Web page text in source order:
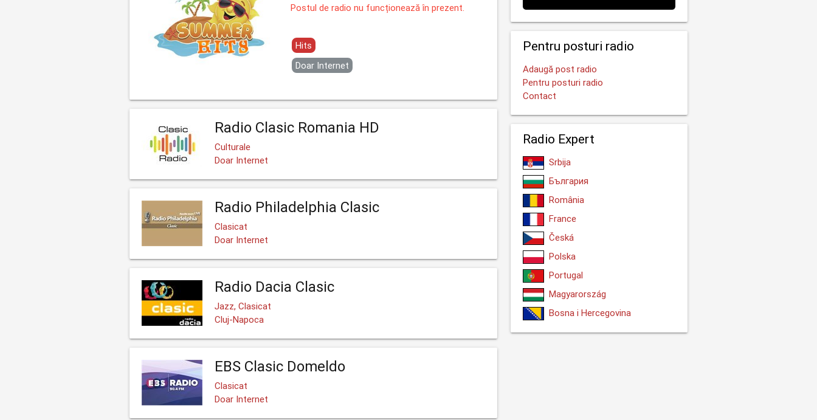
Postul de radio nu funcționează în prezent.
Hits
Doar Internet
Radio Clasic Romania HD
Culturale
Doar Internet
Radio Philadelphia Clasic
Clasicat
Doar Internet
Radio Dacia Clasic
Jazz, Clasicat
Cluj-Napoca
EBS Clasic Domeldo
Clasicat
Doar Internet
Pentru posturi radio
Adaugă post radio
Pentru posturi radio
Contact
Radio Expert
Srbija
България
România
France
Česká
Polska
Portugal
Magyarország
Bosna i Hercegovina